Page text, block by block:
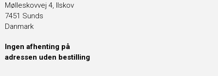
Mølleskovvej 4, Ilskov
7451 Sunds
Danmark
Ingen afhenting på
adressen uden bestilling